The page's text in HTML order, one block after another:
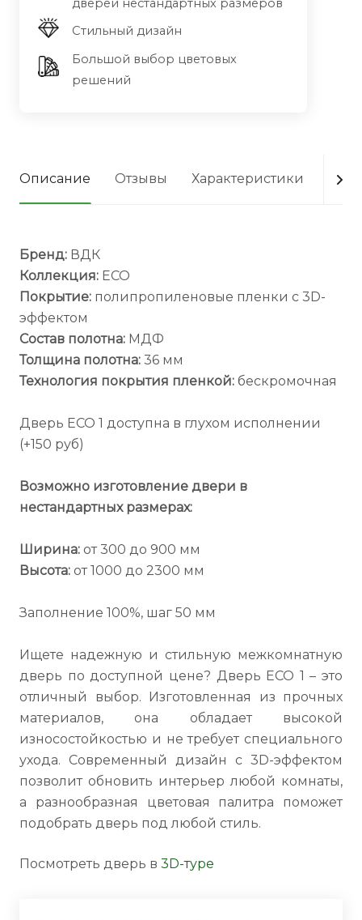
дверей нестандартных размеров
Стильный дизайн
Большой выбор цветовых
решений
Описание Отзывы Характеристики
Бренд: ВДК
Коллекция: ECO
Покрытие: полипропиленовые пленки с 3D-
эффектом
Состав полотна: МДФ
Толщина полотна: 36 мм
Технология покрытия пленкой: бескромочная
Дверь ECO 1 доступна в глухом исполнении
(+150 руб)
Возможно изготовление двери в
нестандартных размерах:
Ширина: от 300 до 900 мм
Высота: от 1000 до 2300 мм
Заполнение 100%, шаг 50 мм
Ищете надежную и стильную межкомнатную
дверь по доступной цене? Дверь ECO 1 – это
отличный выбор. Изготовленная из прочных
материалов, она обладает высокой
износостойкостью и не требует специального
ухода. Современный дизайн с 3D-эффектом
позволит обновить интерьер любой комнаты,
а разнообразная цветовая палитра поможет
подобрать дверь под любой стиль.
Посмотреть дверь в 3D-туре